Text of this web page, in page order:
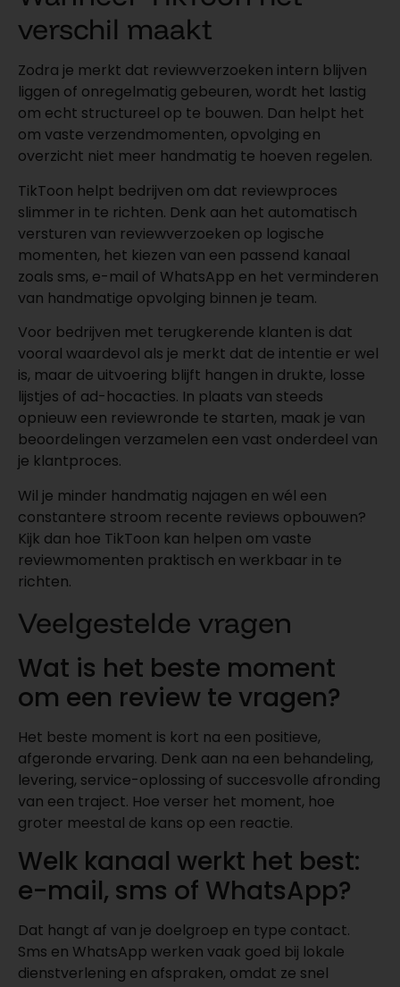
verschil maakt
Zodra je merkt dat reviewverzoeken intern blijven
liggen of onregelmatig gebeuren, wordt het lastig
om echt structureel op te bouwen. Dan helpt het
om vaste verzendmomenten, opvolging en
overzicht niet meer handmatig te hoeven regelen.
TikToon helpt bedrijven om dat reviewproces
slimmer in te richten. Denk aan het automatisch
versturen van reviewverzoeken op logische
momenten, het kiezen van een passend kanaal
zoals sms, e-mail of WhatsApp en het verminderen
van handmatige opvolging binnen je team.
Voor bedrijven met terugkerende klanten is dat
vooral waardevol als je merkt dat de intentie er wel
is, maar de uitvoering blijft hangen in drukte, losse
lijstjes of ad-hocacties. In plaats van steeds
opnieuw een reviewronde te starten, maak je van
beoordelingen verzamelen een vast onderdeel van
je klantproces.
Wil je minder handmatig najagen en wél een
constantere stroom recente reviews opbouwen?
Kijk dan hoe TikToon kan helpen om vaste
reviewmomenten praktisch en werkbaar in te
richten.
Veelgestelde vragen
Wat is het beste moment
om een review te vragen?
Het beste moment is kort na een positieve,
afgeronde ervaring. Denk aan na een behandeling,
levering, service-oplossing of succesvolle afronding
van een traject. Hoe verser het moment, hoe
groter meestal de kans op een reactie.
Welk kanaal werkt het best:
e-mail, sms of WhatsApp?
Dat hangt af van je doelgroep en type contact.
Sms en WhatsApp werken vaak goed bij lokale
dienstverlening en afspraken, omdat ze snel